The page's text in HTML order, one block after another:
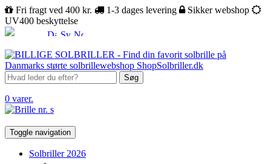
Fri fragt ved 400 kr. 1-3 dages levering
Sikker webshop
UV400 beskyttelse
Søg
0 varer.
Toggle navigation
Solbriller 2026